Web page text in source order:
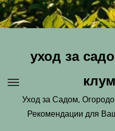
уход за
Уход за Садом,
Рекомендации для